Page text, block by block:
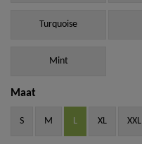
Turquoise
Mint
Maat
S M L XL XXL